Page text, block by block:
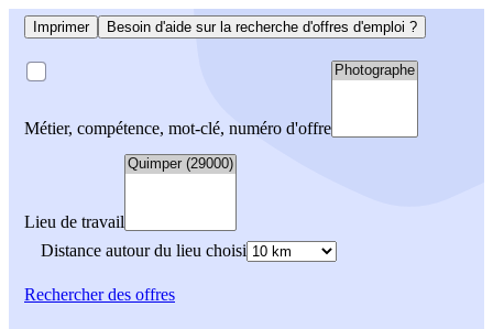
Imprimer Besoin d'aide sur la recherche d'offres d'emploi ?
Métier, compétence, mot-clé, numéro d'offre
Lieu de travail
Distance autour du lieu choisi
Rechercherdes offres